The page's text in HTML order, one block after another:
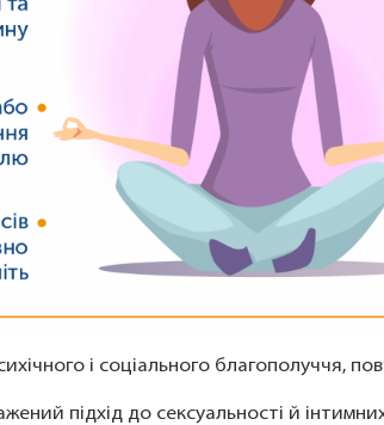
і соціального благополуччя,
підхід до сексуальності й